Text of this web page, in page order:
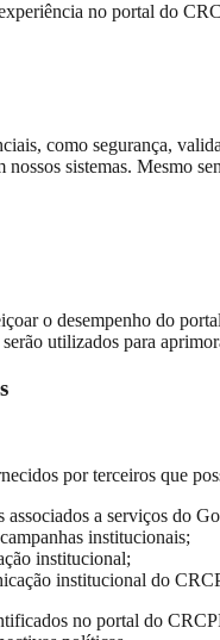
no portal do
como segurança,
sistemas. Mesmo
o desempenho do
utilizados para
por terceiros que
a serviços do
institucionais;
institucional;
institucional do
no portal do